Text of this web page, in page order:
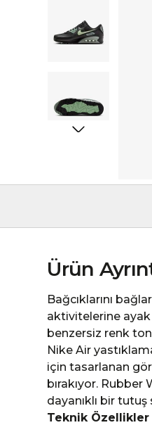
Ürün
Bağcıklarını
aktivitelerine
benzersiz renk
Nike Air
için tasarlanan
bırakıyor.
dayanıklı bir tutuş
Teknik Özellikler